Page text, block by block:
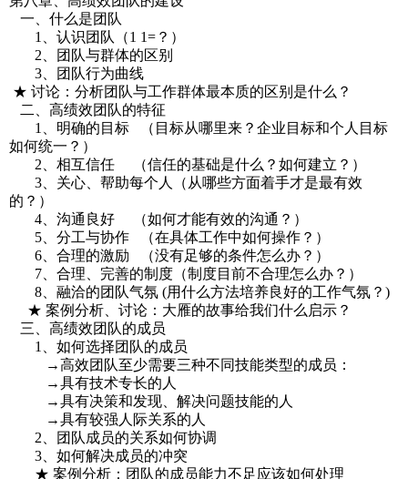
一、什么是团队
1、认识团队（1 1=？）
2、团队与群体的区别
3、团队行为曲线
★ 讨论：分析团队与工作群体最本质的区别是什么？
二、高绩效团队的特征
1、明确的目标 （目标从哪里来？企业目标和个人目标
如何统一？）
2、相互信任 （信任的基础是什么？如何建立？）
3、关心、帮助每个人（从哪些方面着手才是最有效
的？）
4、沟通良好 （如何才能有效的沟通？）
5、分工与协作 （在具体工作中如何操作？）
6、合理的激励 （没有足够的条件怎么办？）
7、合理、完善的制度（制度目前不合理怎么办？）
8、融洽的团队气氛 (用什么方法培养良好的工作气氛？)
★ 案例分析、讨论：大雁的故事给我们什么启示？
三、高绩效团队的成员
1、如何选择团队的成员
→高效团队至少需要三种不同技能类型的成员：
→具有技术专长的人
→具有决策和发现、解决问题技能的人
→具有较强人际关系的人
2、团队成员的关系如何协调
3、如何解决成员的冲突
★ 案例分析：团队的成员能力不足应该如何处理